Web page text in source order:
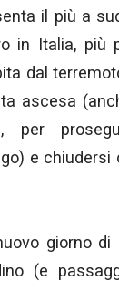
il più a
in Italia, più
dal
ascesa
per
e chiudersi
giorno di
(e